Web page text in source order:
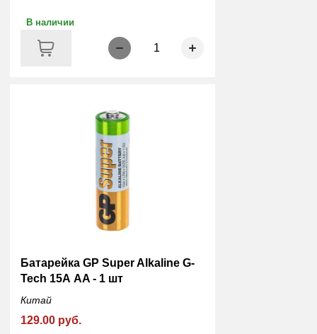
В наличии
1
Батарейка GP Super Alkaline G-
Tech 15А АA - 1 шт
Китай
129.00 руб.